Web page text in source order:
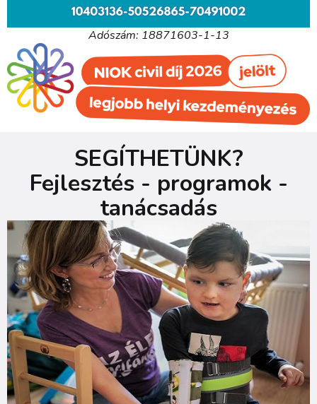
Adószám: 18871603-1-13
SEGÍTHETÜNK?
Fejlesztés - programok -
tanácsadás